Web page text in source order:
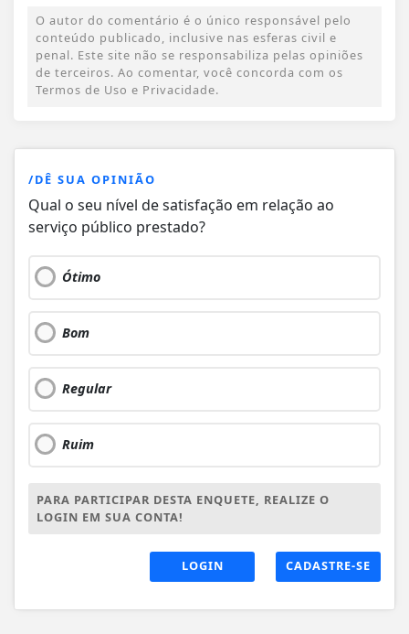
O autor do comentário é o único responsável pelo
conteúdo publicado, inclusive nas esferas civil e
penal. Este site não se responsabiliza pelas opiniões
de terceiros. Ao comentar, você concorda com os
Termos de Uso e Privacidade.
/DÊ SUA OPINIÃO
Qual o seu nível de satisfação em relação ao
serviço público prestado?
Ótimo
Bom
Regular
Ruim
PARA PARTICIPAR DESTA ENQUETE, REALIZE O
LOGIN EM SUA CONTA!
LOGIN CADASTRE-SE